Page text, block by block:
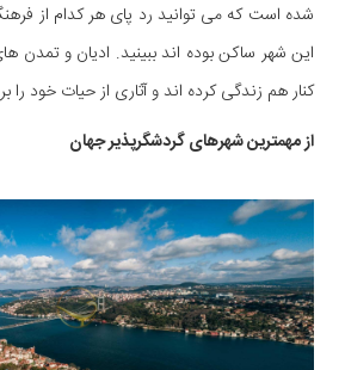
شده است که می توانید رد پای هر کدام از
این شهر ساکن بوده اند ببینید. ادیان و تمدن
کنار هم زندگی کرده اند و آثاری از حیات خود را
از مهمترین شهرهای گردشگرپذیر جهان